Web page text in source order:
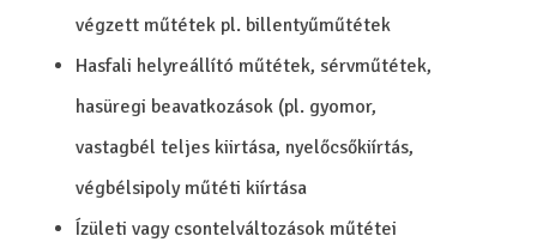
végzett műtétek pl. billentyűműtétek
Hasfali helyreállító műtétek, sérvműtétek,
hasüregi beavatkozások (pl. gyomor,
vastagbél teljes kiirtása, nyelőcsőkiírtás,
végbélsipoly műtéti kiírtása
Ízületi vagy csontelváltozások műtétei